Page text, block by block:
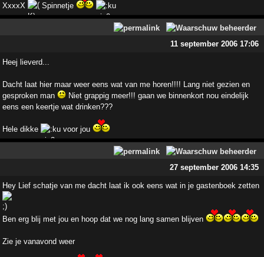
XxxxX Spinnetje
11 september 2006 17:06
Heej lieverd...
Dacht laat hier maar weer eens wat van me horen!!!! Lang niet gezien en
gesproken man
Niet grappig meer!!! gaan we binnenkort nou eindelijk
eens een keertje wat drinken???
Hele dikke voor jou
27 september 2006 14:35
Hey Lief schatje van me dacht laat ik ook eens wat in je gastenboek zetten
Ben erg blij met jou en hoop dat we nog lang samen blijven
Zie je vanavond weer